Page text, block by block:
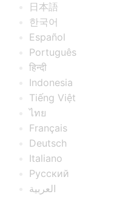
日本語
한국어
Español
Português
हिन्दी
Indonesia
Tiếng Việt
ไทย
Français
Deutsch
Italiano
Русский
العربية